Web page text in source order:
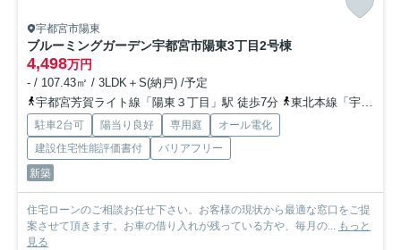
宇都宮市陽東
ブルーミングガーデン宇都宮市陽東3丁目2号棟
4,498万円
- / 107.43㎡ / 3LDK＋S(納戸) /予定
宇都宮芳賀ライト線「陽東３丁目」駅 徒歩7分
東北本線「宇都宮」駅 徒歩36分
駐車2台可 陽当り良好 専用庭
オール電化
建設住宅性能評価書付
バリアフリー
新築
住宅ローンのご相談お任せ下さい。お客様の現状から最適な窓口をご提
案させて頂きます。お車の借り入れが残っている方や、毎月の... もっと
見る